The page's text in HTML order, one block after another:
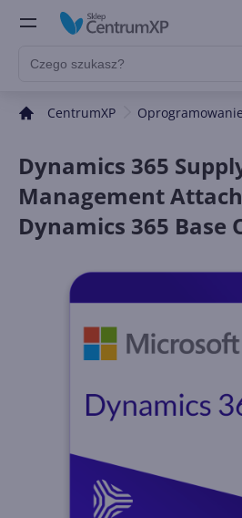
CentrumXP Oprogramowanie
Dynamics 365
Management
Dynamics 365 Base